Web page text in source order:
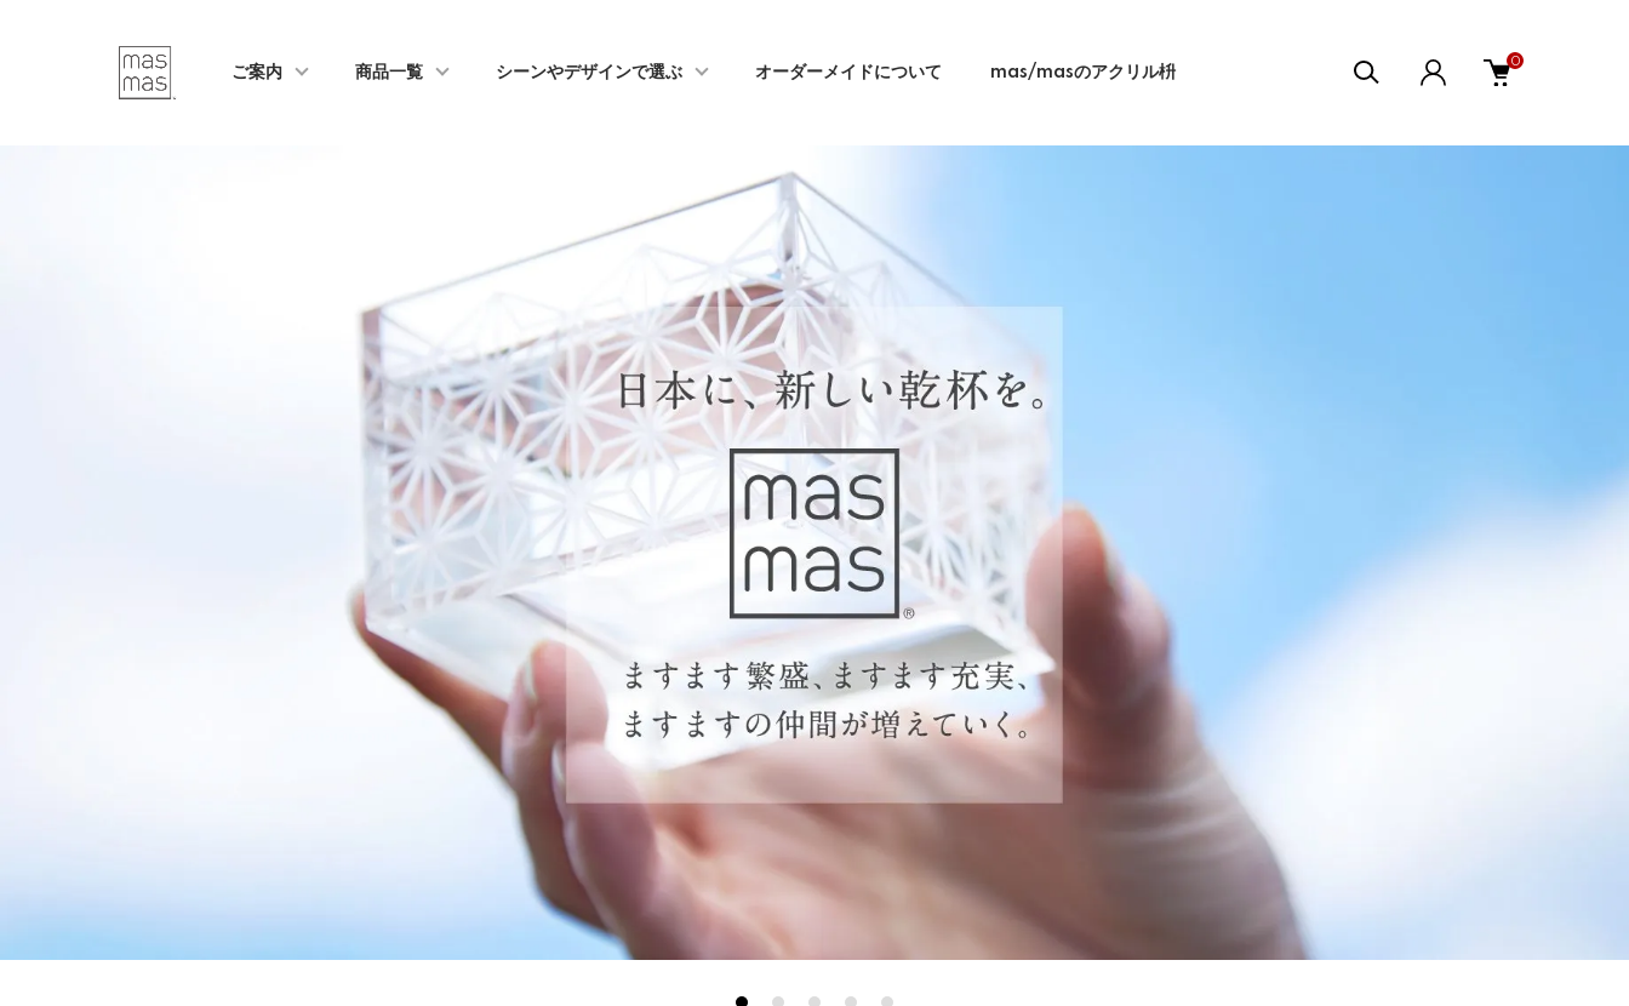
ご案内 商品一覧 シーンやデザインで選ぶ オーダーメイドについて mas/masのアクリル枡
0